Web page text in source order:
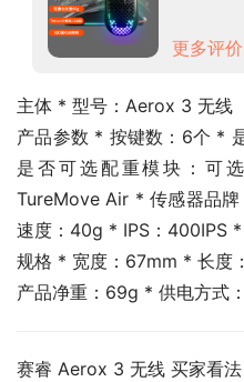
更多评价
主体 * 型号：Aerox 3 无线
产品参数 * 按键数：6个 *
是否可选配重模块：可
TureMove Air * 传感器品
速度：40g * IPS：400IPS
规格 * 宽度：67mm * 长度
产品净重：69g * 供电方式
赛睿 Aerox 3 无线 买家看法